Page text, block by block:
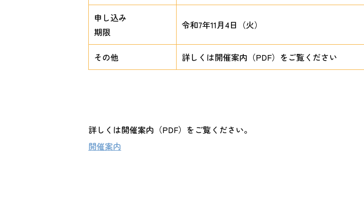
申し込み
期限
令和7年11月4日（火）
その他 詳しくは開催案内（PDF）をご覧ください
詳しくは開催案内（PDF）をご覧ください。
開催案内